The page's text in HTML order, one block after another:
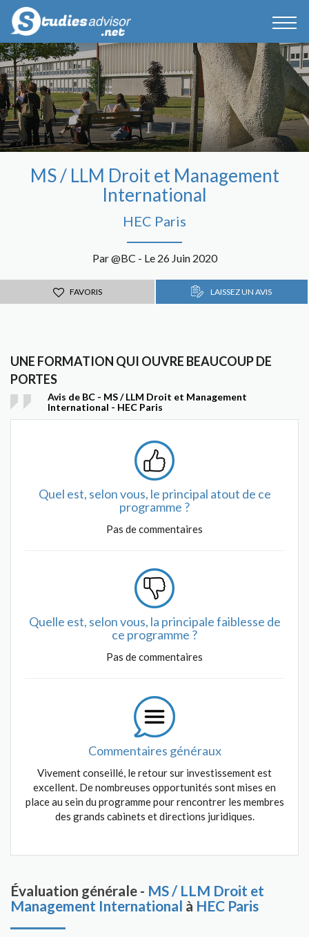
MS / LLM Droit et Management
International
HEC Paris
Par @BC - Le 26 Juin 2020
FAVORIS LAISSEZ UN AVIS
UNE FORMATION QUI OUVRE BEAUCOUP DE
PORTES
Avis de BC - MS / LLM Droit et Management
International - HEC Paris
Quel est, selon vous, le principal atout de ce
programme ?
Pas de commentaires
Quelle est, selon vous, la principale faiblesse de
ce programme ?
Pas de commentaires
Commentaires généraux
Vivement conseillé, le retour sur investissement est
excellent. De nombreuses opportunités sont mises en
place au sein du programme pour rencontrer les membres
des grands cabinets et directions juridiques.
Évaluation générale - MS / LLM Droit et
Management International à HEC Paris